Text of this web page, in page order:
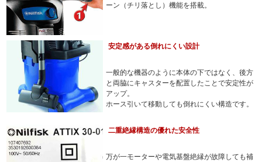
ーン（チリ落とし）機能を搭載。
安定感がある倒れにくい設計
一般的な機器のように本体の下ではなく、後方
と両脇にキャスターを配置したことで安定性が
アップ。
ホース引いて移動しても倒れにくい構造です。
二重絶縁構造の優れた安全性
万が一モーターや電気基盤絶縁が故障しても補